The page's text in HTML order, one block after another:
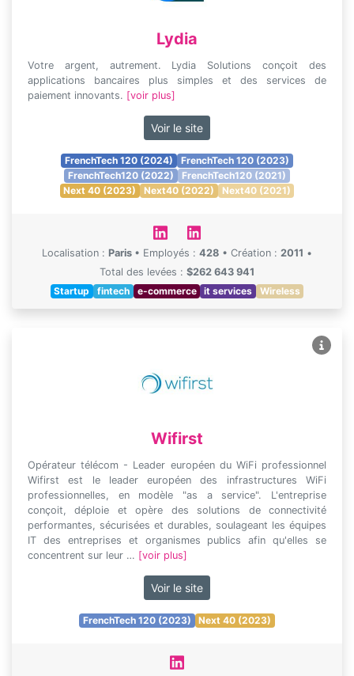
Lydia
Votre argent, autrement. Lydia Solutions conçoit des
applications bancaires plus simples et des services de
paiement innovants. [voir plus]
Voir le site
FrenchTech 120 (2024)
FrenchTech 120 (2023)
FrenchTech120 (2022)
FrenchTech120 (2021)
Next 40 (2023)
Next40 (2022) Next40 (2021)
Localisation : Paris • Employés : 428 • Création : 2011 •
Total des levées : $262 643 941
Startup
fintech e-commerce it services Wireless
Wifirst
Opérateur télécom - Leader européen du WiFi professionnel
Wifirst est le leader européen des infrastructures WiFi
professionnelles, en modèle "as a service". L'entreprise
conçoit, déploie et opère des solutions de connectivité
performantes, sécurisées et durables, soulageant les équipes
IT des entreprises et organismes publics afin qu'elles se
concentrent sur leur … [voir plus]
Voir le site
FrenchTech 120 (2023) Next 40 (2023)